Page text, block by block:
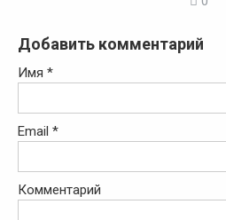
Добавить комментарий
Имя *
Email *
Комментарий